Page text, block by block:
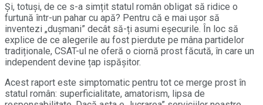
Și, totuși, de ce s-a simțit statul român obligat să ridice o
furtună într-un pahar cu apă? Pentru că e mai ușor să
inventezi „dușmani” decât să-ți asumi eșecurile. În loc să
explice de ce alegerile au fost pierdute pe mâna partidelor
tradiționale, CSAT-ul ne oferă o ciornă prost făcută, în care un
independent devine țap ispășitor.
Acest raport este simptomatic pentru tot ce merge prost în
statul român: superficialitate, amatorism, lipsa de